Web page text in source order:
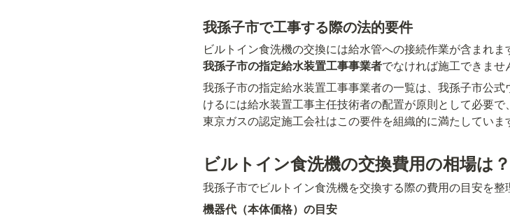
我孫子市で工事する際の法的要件
ビルトイン食洗機の交換には給水管への接続作業が含まれ
我孫子市の指定給水装置工事事業者でなければ施工できませ
我孫子市の指定給水装置工事事業者の一覧は、我孫子市公
けるには給水装置工事主任技術者の配置が原則として必要で
東京ガスの認定施工会社はこの要件を組織的に満たしていま
ビルトイン食洗機の交換費用の相場は
我孫子市でビルトイン食洗機を交換する際の費用の目安を整
機器代（本体価格）の目安